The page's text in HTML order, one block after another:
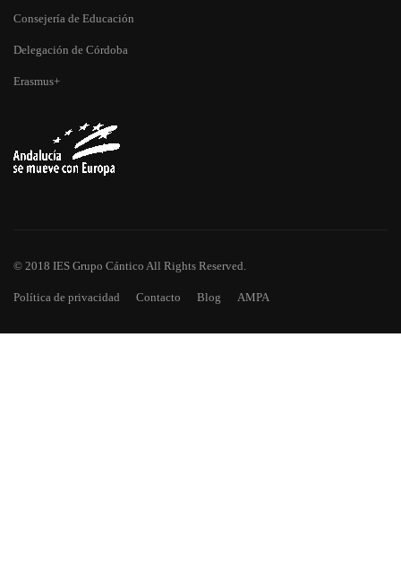
Consejería de Educación
Delegación de Córdoba
Erasmus+
© 2018 IES Grupo Cántico All Rights Reserved.
Política de privacidad Contacto Blog AMPA